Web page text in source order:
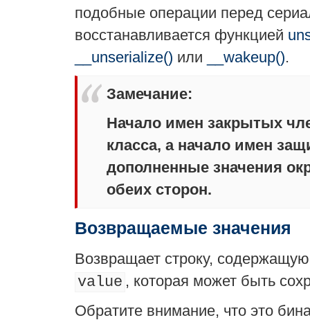
подобные операции перед
восстанавливается функцией
__unserialize() или __wakeup().
Замечание:
Начало имен закрытых
класса, а начало имен
дополненные значения
обеих сторон.
Возвращаемые значения
Возвращает строку,
value , которая может быть
Обратите внимание, что это